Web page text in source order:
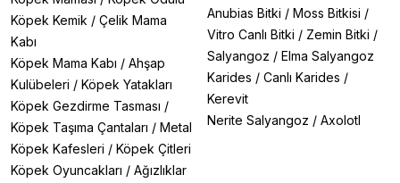
Köpek Kemik / Çelik Mama
Kabı
Köpek Mama Kabı / Ahşap
Kulübeleri / Köpek Yatakları
Köpek Gezdirme Tasması /
Köpek Taşıma Çantaları / Metal
Köpek Kafesleri / Köpek Çitleri
Köpek Oyuncakları / Ağızlıklar
Anubias Bitki / Moss Bitkisi /
Vitro Canlı Bitki / Zemin Bitki /
Salyangoz / Elma Salyangoz
Karides / Canlı Karides /
Kerevit
Nerite Salyangoz / Axolotl